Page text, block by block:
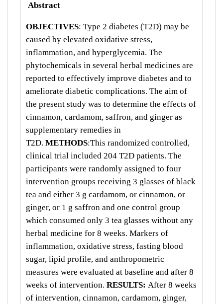
Abstract
OBJECTIVES: Type 2 diabetes (T2D) may be
caused by elevated oxidative stress,
inflammation, and hyperglycemia. The
phytochemicals in several herbal medicines are
reported to effectively improve diabetes and to
ameliorate diabetic complications. The aim of
the present study was to determine the effects of
cinnamon, cardamom, saffron, and ginger as
supplementary remedies in
T2D. METHODS:This randomized controlled,
clinical trial included 204 T2D patients. The
participants were randomly assigned to four
intervention groups receiving 3 glasses of black
tea and either 3 g cardamom, or cinnamon, or
ginger, or 1 g saffron and one control group
which consumed only 3 tea glasses without any
herbal medicine for 8 weeks. Markers of
inflammation, oxidative stress, fasting blood
sugar, lipid profile, and anthropometric
measures were evaluated at baseline and after 8
weeks of intervention. RESULTS: After 8 weeks
of intervention, cinnamon, cardamom, ginger,